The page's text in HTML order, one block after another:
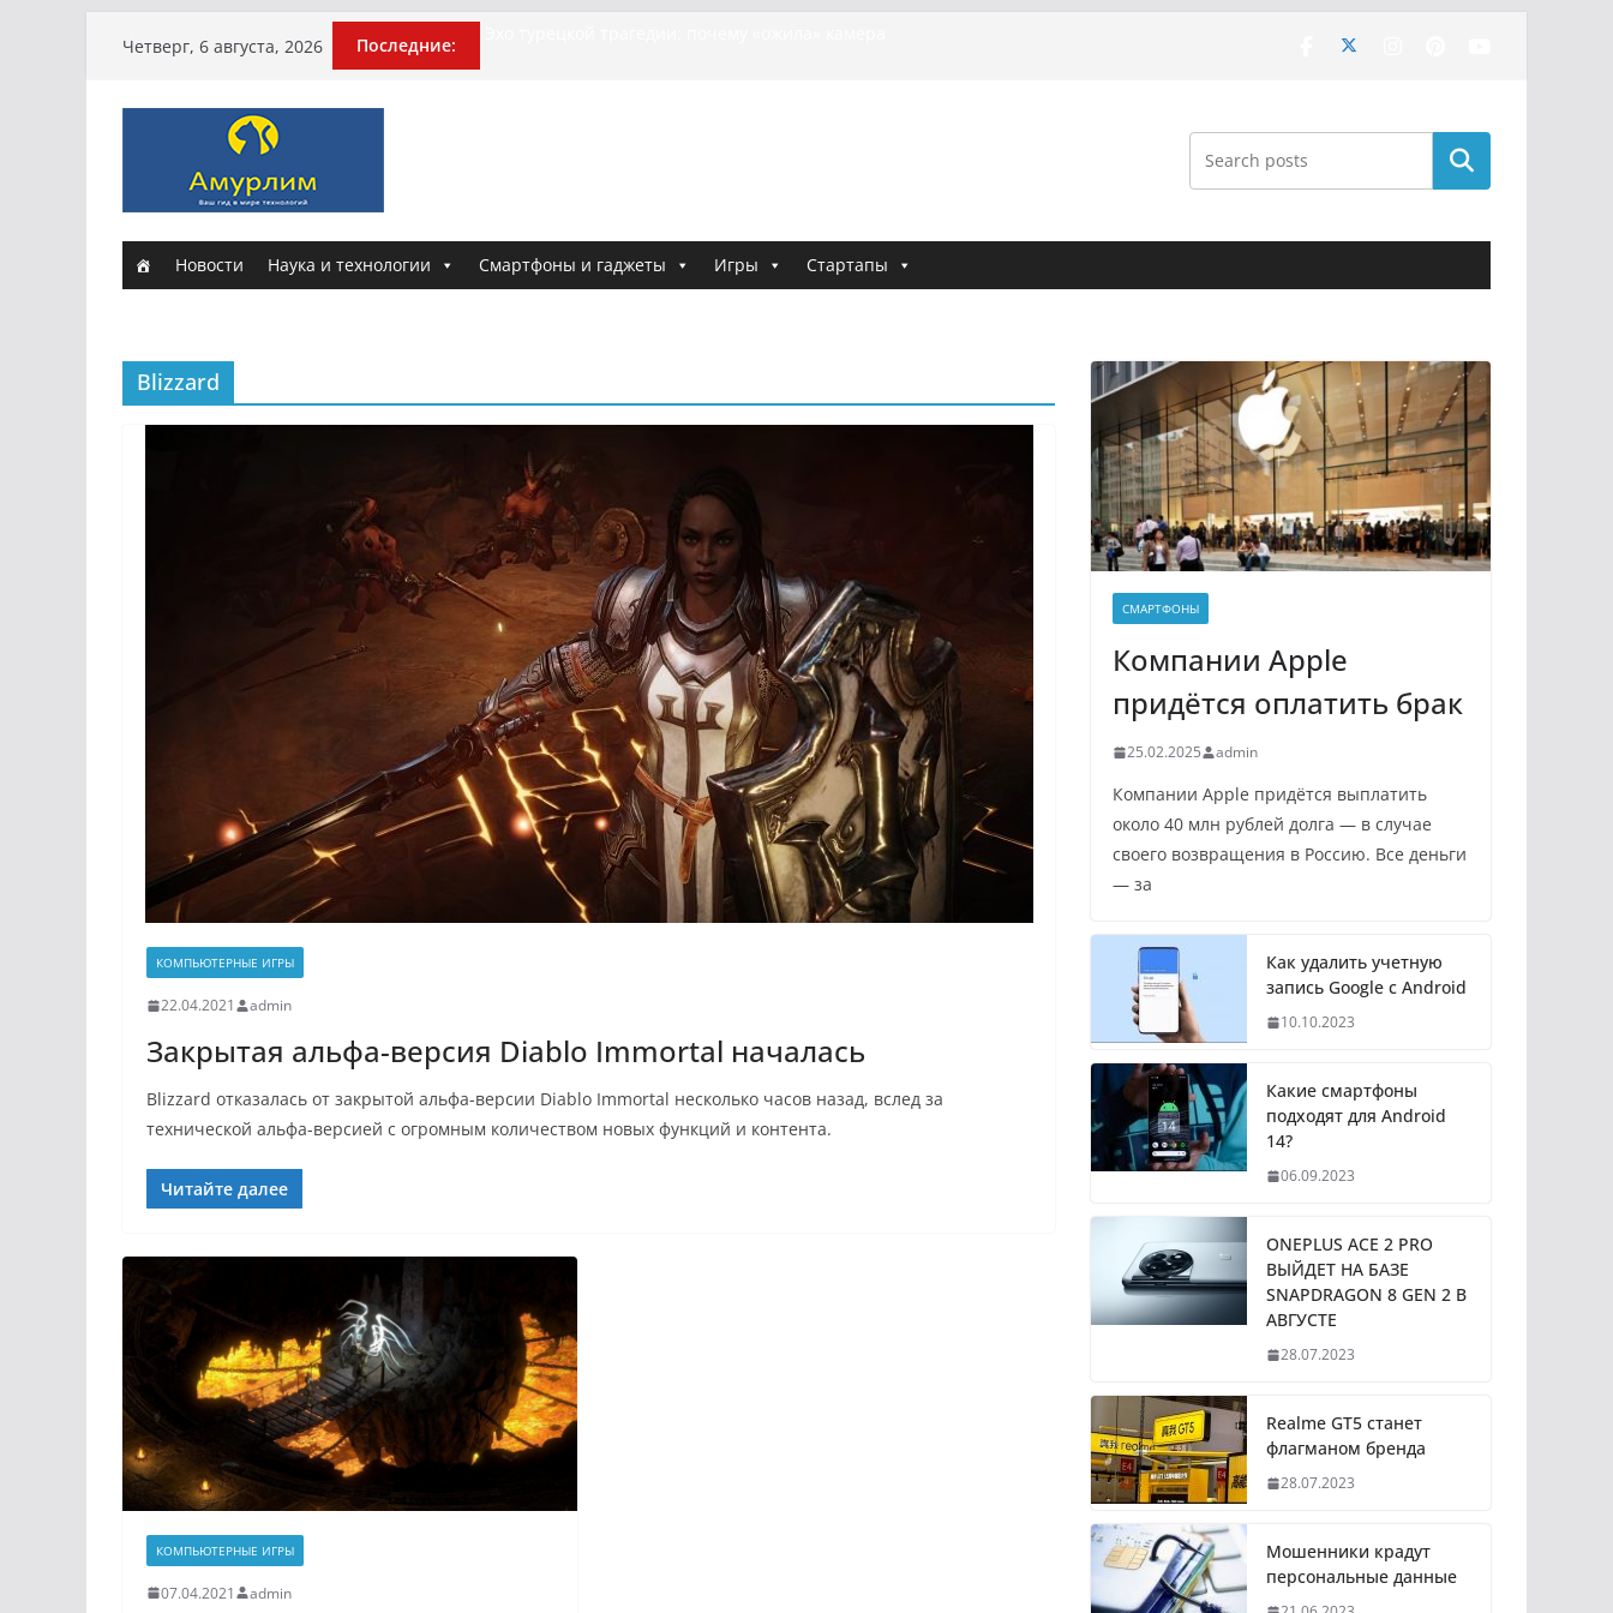
Четверг, 6 августа, 2026 Последние:
Поиск
Новости Наука и технологии Смартфоны и гаджеты Игры Стартапы
Blizzard
КОМПЬЮТЕРНЫЕ ИГРЫ
22.04.2021 admin
Закрытая альфа-версия Diablo Immortal началась
Blizzard отказалась от закрытой альфа-версии Diablo Immortal несколько часов назад, вслед за
технической альфа-версией с огромным количеством новых функций и контента.
Читайте далее
КОМПЬЮТЕРНЫЕ ИГРЫ
07.04.2021 admin
СМАРТФОНЫ
Компании Apple
придётся оплатить брак
25.02.2025 admin
Компании Apple придётся выплатить
около 40 млн рублей долга — в случае
своего возвращения в Россию. Все деньги
— за
Как удалить учетную
запись Google с Android
10.10.2023
Какие смартфоны
подходят для Android
14?
06.09.2023
ONEPLUS ACE 2 PRO
ВЫЙДЕТ НА БАЗЕ
SNAPDRAGON 8 GEN 2 В
АВГУСТЕ
28.07.2023
Realme GT5 станет
флагманом бренда
28.07.2023
Мошенники крадут
персональные данные